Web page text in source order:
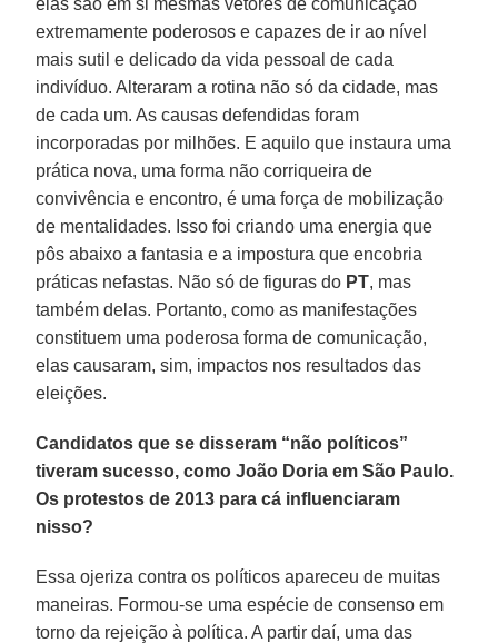
extremamente poderosos e capazes de ir ao nível
mais sutil e delicado da vida pessoal de cada
indivíduo. Alteraram a rotina não só da cidade, mas
de cada um. As causas defendidas foram
incorporadas por milhões. E aquilo que instaura uma
prática nova, uma forma não corriqueira de
convivência e encontro, é uma força de mobilização
de mentalidades. Isso foi criando uma energia que
pôs abaixo a fantasia e a impostura que encobria
práticas nefastas. Não só de figuras do PT, mas
também delas. Portanto, como as manifestações
constituem uma poderosa forma de comunicação,
elas causaram, sim, impactos nos resultados das
eleições.
Candidatos que se disseram “não políticos”
tiveram sucesso, como João Doria em São Paulo.
Os protestos de 2013 para cá influenciaram
nisso?
Essa ojeriza contra os políticos apareceu de muitas
maneiras. Formou-se uma espécie de consenso em
torno da rejeição à política. A partir daí, uma das